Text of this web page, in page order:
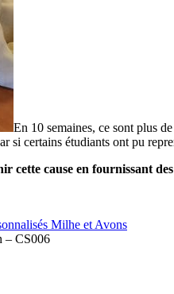
En 10 semaines, ce sont plus
si certains étudiants ont pu
cette cause en fournissant
– CS006